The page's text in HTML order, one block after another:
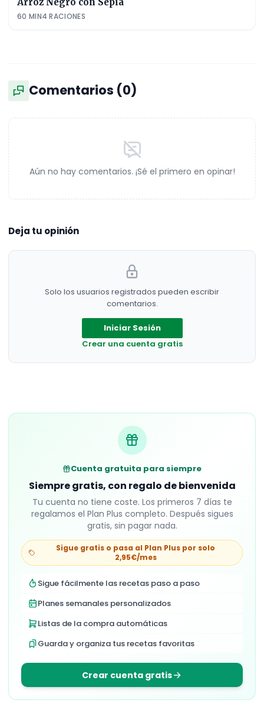
60 MIN4 RACIONES
Comentarios (0)
Aún no hay comentarios. ¡Sé el primero en opinar!
Deja tu opinión
Solo los usuarios registrados pueden escribir
comentarios.
Iniciar Sesión
Crear una cuenta gratis
Cuenta gratuita para siempre
Siempre gratis, con regalo de bienvenida
Tu cuenta no tiene coste. Los primeros 7 días te
regalamos el Plan Plus completo. Después sigues
gratis, sin pagar nada.
Sigue gratis o pasa al Plan Plus por solo
2,95€/mes
Sigue fácilmente las recetas paso a paso
Planes semanales personalizados
Listas de la compra automáticas
Guarda y organiza tus recetas favoritas
Crear cuenta gratis